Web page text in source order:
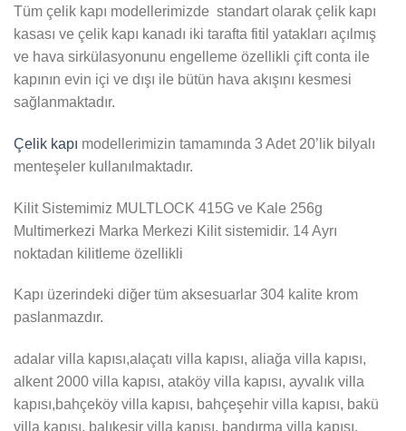
Tüm çelik kapı modellerimizde standart olarak çelik kapı
kasası ve çelik kapı kanadı iki tarafta fitil yatakları açılmış
ve hava sirkülasyonunu engelleme özellikli çift conta ile
kapının evin içi ve dışı ile bütün hava akışını kesmesi
sağlanmaktadır.
Çelik kapı modellerimizin tamamında 3 Adet 20’lik bilyalı
menteşeler kullanılmaktadır.
Kilit Sistemimiz MULTLOCK 415G ve Kale 256g
Multimerkezi Marka Merkezi Kilit sistemidir. 14 Ayrı
noktadan kilitleme özellikli
Kapı üzerindeki diğer tüm aksesuarlar 304 kalite krom
paslanmazdır.
adalar villa kapısı,alaçatı villa kapısı, aliağa villa kapısı,
alkent 2000 villa kapısı, ataköy villa kapısı, ayvalık villa
kapısı,bahçeköy villa kapısı, bahçeşehir villa kapısı, bakü
villa kapısı, balıkesir villa kapısı, bandırma villa kapısı,